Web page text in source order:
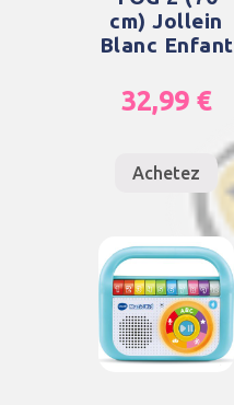
cm) Jollein
Blanc Enfant
32,99 €
Achetez